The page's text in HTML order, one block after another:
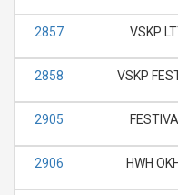
2857 VSKP
2858 VSKP
2905
2906 HWH